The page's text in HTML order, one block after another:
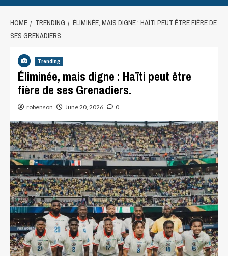
HOME TRENDING
ÉLIMINÉE, MAIS DIGNE : HAÏTI PEUT ÊTRE FIÈRE DE
SES GRENADIERS.
Trending
Éliminée, mais digne : Haïti peut être
fière de ses Grenadiers.
robenson June 20, 2026 0